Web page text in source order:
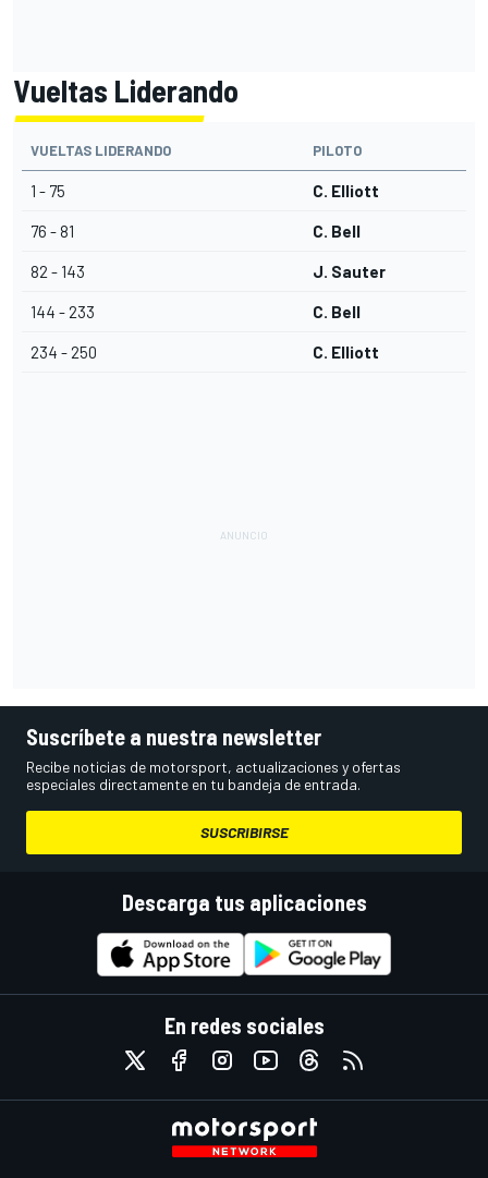
Vueltas Liderando
VUELTAS LIDERANDO PILOTO
1 - 75 C. Elliott
76 - 81 C. Bell
82 - 143 J. Sauter
144 - 233 C. Bell
234 - 250 C. Elliott
Suscríbete a nuestra newsletter
Recibe noticias de motorsport, actualizaciones y ofertas
especiales directamente en tu bandeja de entrada.
SUSCRIBIRSE
Descarga tus aplicaciones
En redes sociales